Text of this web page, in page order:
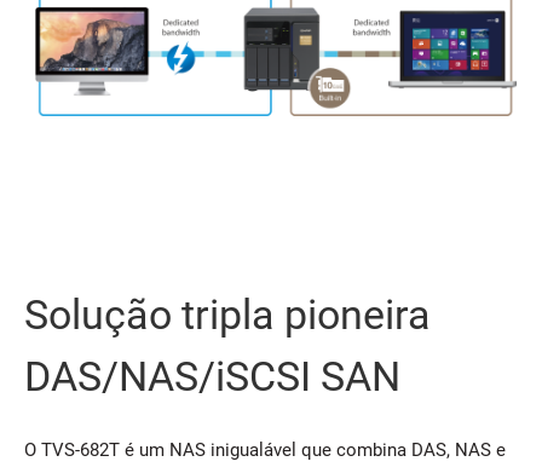
Solução tripla pioneira
DAS/NAS/iSCSI SAN
O TVS-682T é um NAS inigualável que combina DAS, NAS e